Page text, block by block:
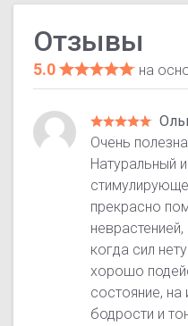
Отзывы
5.0 на
Очень
Натуральный
прекрасно
когда сил
хорошо
состояние, на
бодрости и